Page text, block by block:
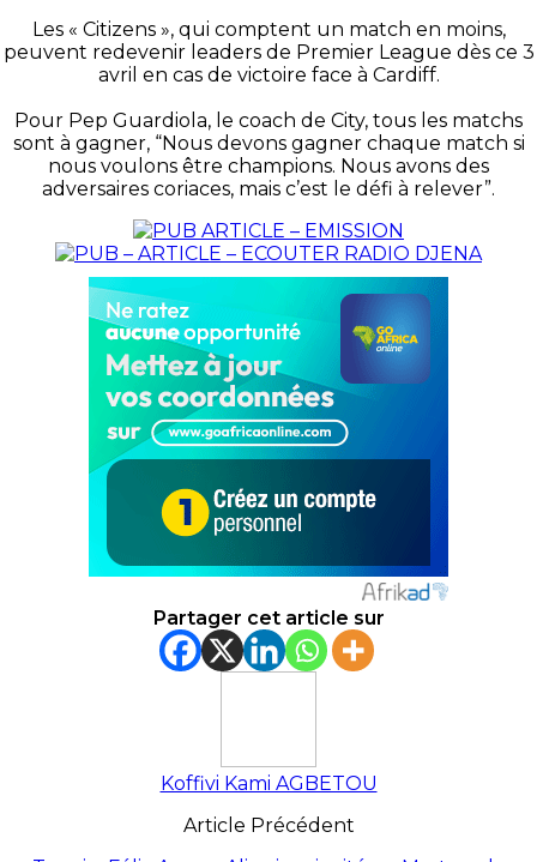
Les « Citizens », qui comptent un match en moins,
peuvent redevenir leaders de Premier League dès ce 3
avril en cas de victoire face à Cardiff.
Pour Pep Guardiola, le coach de City, tous les matchs
sont à gagner, “Nous devons gagner chaque match si
nous voulons être champions. Nous avons des
adversaires coriaces, mais c’est le défi à relever”.
Partager cet article sur
Koffivi Kami AGBETOU
Article Précédent